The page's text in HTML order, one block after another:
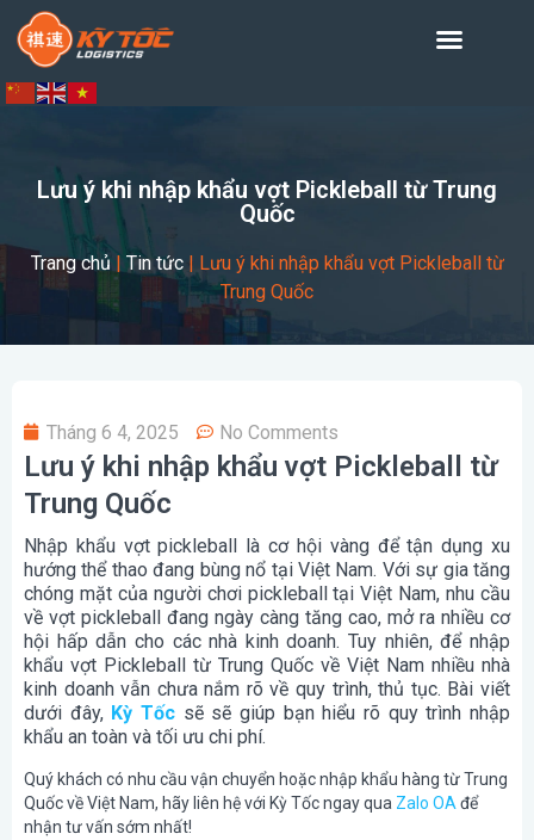
Lưu ý khi nhập khẩu vợt Pickleball từ Trung
Quốc
Trang chủ | Tin tức| Lưu ý khi nhập khẩu vợt Pickleball từ
Trung Quốc
Tháng 6 4, 2025 No Comments
Lưu ý khi nhập khẩu vợt Pickleball từ
Trung Quốc
Nhập khẩu vợt pickleball là cơ hội vàng để tận dụng xu
hướng thể thao đang bùng nổ tại Việt Nam. Với sự gia tăng
chóng mặt của người chơi pickleball tại Việt Nam, nhu cầu
về vợt pickleball đang ngày càng tăng cao, mở ra nhiều cơ
hội hấp dẫn cho các nhà kinh doanh. Tuy nhiên, để nhập
khẩu vợt Pickleball từ Trung Quốc về Việt Nam nhiều nhà
kinh doanh vẫn chưa nắm rõ về quy trình, thủ tục. Bài viết
dưới đây, Kỳ Tốc sẽ sẽ giúp bạn hiểu rõ quy trình nhập
khẩu an toàn và tối ưu chi phí.
Quý khách có nhu cầu vận chuyển hoặc nhập khẩu hàng từ Trung
Quốc về Việt Nam, hãy liên hệ với Kỳ Tốc ngay qua Zalo OA để
nhận tư vấn sớm nhất!